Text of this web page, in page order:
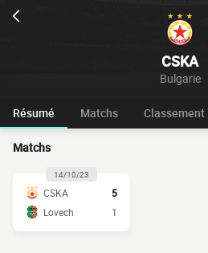
CSKA
Bulgarie
Résumé Matchs Classement
Matchs
14/10/23
CSKA
5
Lovech
1